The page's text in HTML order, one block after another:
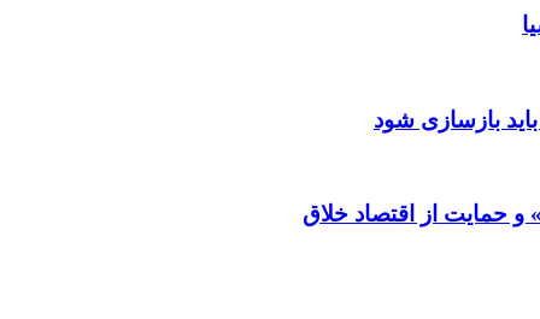
بازسازی شود
حمایت از اقتصاد خلاق